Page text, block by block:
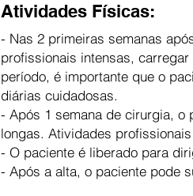
Atividades Físicas:
- Nas 2 primeiras semanas
profissionais intensas,
período, é importante que o
diárias cuidadosas.
- Após 1 semana de cirurgia, o
longas. Atividades
- O paciente é liberado para
- Após a alta, o paciente pode